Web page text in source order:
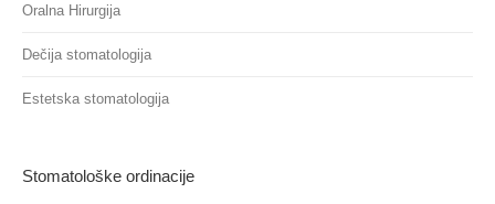
Oralna Hirurgija
Dečija stomatologija
Estetska stomatologija
Stomatološke ordinacije